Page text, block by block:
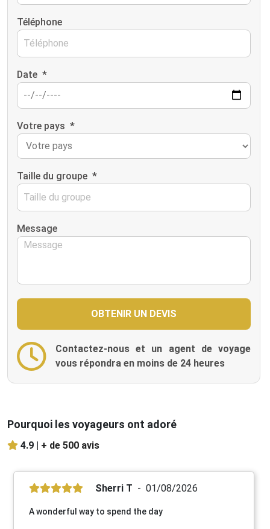
Téléphone
Date *
Votre pays *
Taille du groupe *
Message
Contactez-nous et un agent de voyage
vous répondra en moins de 24 heures
Pourquoi les voyageurs ont adoré
4.9 | + de 500 avis
Sherri T 01/08/2026
A wonderful way to spend the day